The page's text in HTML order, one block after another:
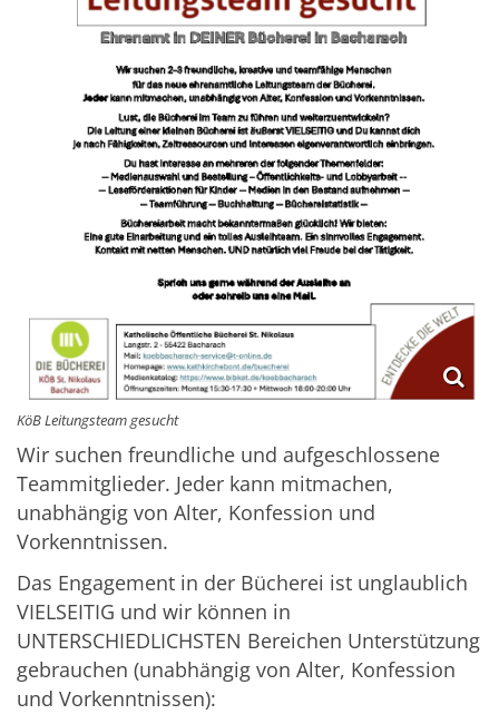
KöB Leitungsteam gesucht
Wir suchen freundliche und aufgeschlossene
Teammitglieder. Jeder kann mitmachen,
unabhängig von Alter, Konfession und
Vorkenntnissen.
Das Engagement in der Bücherei ist unglaublich
VIELSEITIG und wir können in
UNTERSCHIEDLICHSTEN Bereichen Unterstützung
gebrauchen (unabhängig von Alter, Konfession
und Vorkenntnissen):